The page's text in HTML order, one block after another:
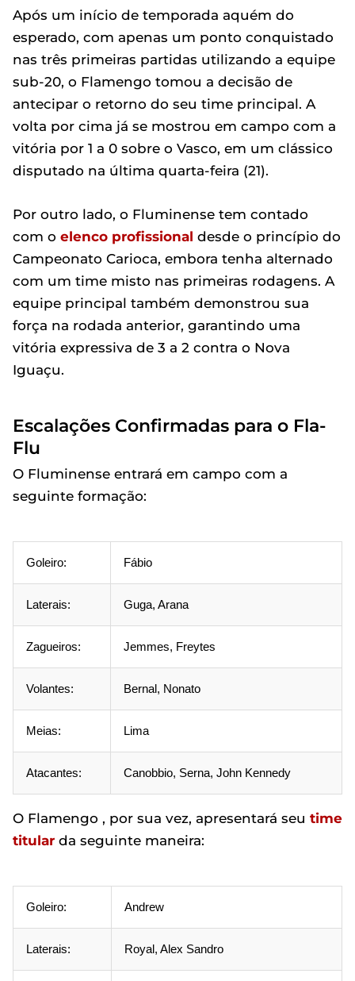
Após um início de temporada aquém do
esperado, com apenas um ponto conquistado
nas três primeiras partidas utilizando a equipe
sub-20, o Flamengo tomou a decisão de
antecipar o retorno do seu time principal. A
volta por cima já se mostrou em campo com a
vitória por 1 a 0 sobre o Vasco, em um clássico
disputado na última quarta-feira (21).
Por outro lado, o Fluminense tem contado
com o elenco profissional desde o princípio do
Campeonato Carioca, embora tenha alternado
com um time misto nas primeiras rodagens. A
equipe principal também demonstrou sua
força na rodada anterior, garantindo uma
vitória expressiva de 3 a 2 contra o Nova
Iguaçu.
Escalações Confirmadas para o Fla-
Flu
O Fluminense entrará em campo com a
seguinte formação:
Goleiro: Fábio
Laterais: Guga, Arana
Zagueiros: Jemmes, Freytes
Volantes: Bernal, Nonato
Meias: Lima
Atacantes: Canobbio, Serna, John Kennedy
O Flamengo , por sua vez, apresentará seu time
titular da seguinte maneira:
Goleiro: Andrew
Laterais: Royal, Alex Sandro